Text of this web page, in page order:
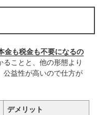
金も税金も不要になるの
ることと、他の形態より
公益性が高いので仕方が
デメリット